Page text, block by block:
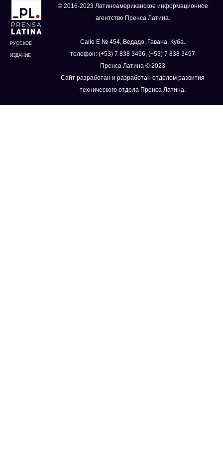
РУССКОЕ
ИЗДАНИЕ
© 2016-2023 Латиноамериканское информационное
агентство Пренса Латина.
Calle E № 454, Ведадо, Гавана, Куба.
телефон: (+53) 7 838 3496, (+53) 7 838 3497
Пренса Латина © 2023
Сайт разработан и разработан отделом развития
технического отдела Пренса Латина.